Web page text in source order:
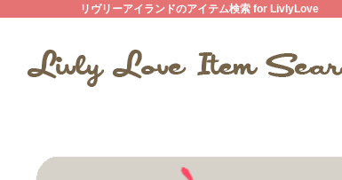
リヴリーアイランドのアイテム検索 for LivlyLove